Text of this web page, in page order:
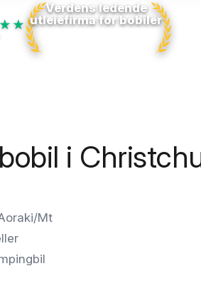
Verdens ledende
utleiefirma for bobiler
i
Mt